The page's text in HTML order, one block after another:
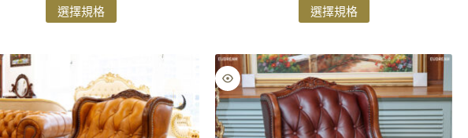
選擇規格 選擇規格